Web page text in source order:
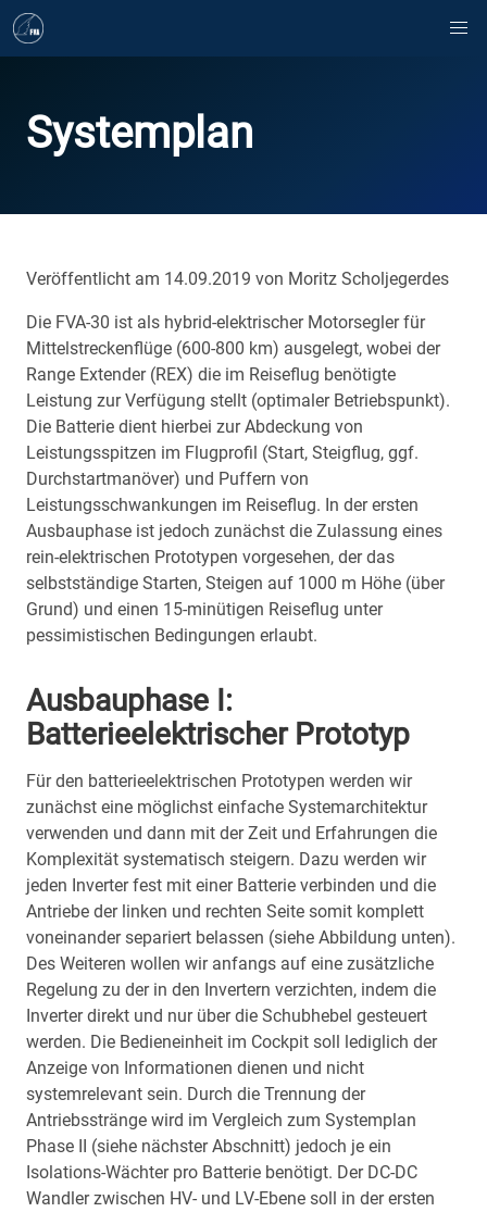
Systemplan
Veröffentlicht am 14.09.2019 von Moritz Scholjegerdes
Die FVA-30 ist als hybrid-elektrischer Motorsegler für
Mittelstreckenflüge (600-800 km) ausgelegt, wobei der
Range Extender (REX) die im Reiseflug benötigte
Leistung zur Verfügung stellt (optimaler Betriebspunkt).
Die Batterie dient hierbei zur Abdeckung von
Leistungsspitzen im Flugprofil (Start, Steigflug, ggf.
Durchstartmanöver) und Puffern von
Leistungsschwankungen im Reiseflug. In der ersten
Ausbauphase ist jedoch zunächst die Zulassung eines
rein-elektrischen Prototypen vorgesehen, der das
selbstständige Starten, Steigen auf 1000 m Höhe (über
Grund) und einen 15-minütigen Reiseflug unter
pessimistischen Bedingungen erlaubt.
Ausbauphase I:
Batterieelektrischer Prototyp
Für den batterieelektrischen Prototypen werden wir
zunächst eine möglichst einfache Systemarchitektur
verwenden und dann mit der Zeit und Erfahrungen die
Komplexität systematisch steigern. Dazu werden wir
jeden Inverter fest mit einer Batterie verbinden und die
Antriebe der linken und rechten Seite somit komplett
voneinander separiert belassen (siehe Abbildung unten).
Des Weiteren wollen wir anfangs auf eine zusätzliche
Regelung zu der in den Invertern verzichten, indem die
Inverter direkt und nur über die Schubhebel gesteuert
werden. Die Bedieneinheit im Cockpit soll lediglich der
Anzeige von Informationen dienen und nicht
systemrelevant sein. Durch die Trennung der
Antriebsstränge wird im Vergleich zum Systemplan
Phase II (siehe nächster Abschnitt) jedoch je ein
Isolations-Wächter pro Batterie benötigt. Der DC-DC
Wandler zwischen HV- und LV-Ebene soll in der ersten